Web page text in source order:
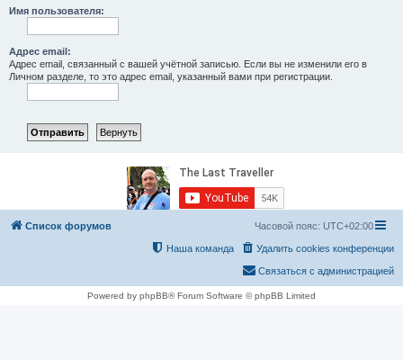
Имя пользователя:
Адрес email:
Адрес email, связанный с вашей учётной записью. Если вы не изменили его в
Личном разделе, то это адрес email, указанный вами при регистрации.
Список форумов Часовой пояс: UTC+02:00
Удалить cookies конференции
Наша команда
Связаться с администрацией
Powered by phpBB® Forum Software © phpBB Limited